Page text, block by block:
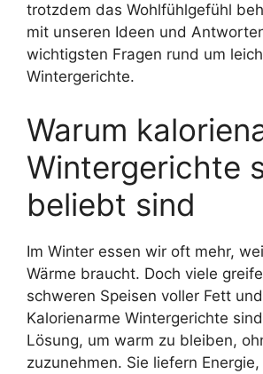
trotzdem das Wohlfühlgefühl
mit unseren Ideen und
wichtigsten Fragen rund um
Wintergerichte.
Warum
Wintergerichte
beliebt sind
Im Winter essen wir oft mehr,
Wärme braucht. Doch viele
schweren Speisen voller Fett
Kalorienarme Wintergerichte
Lösung, um warm zu bleiben,
zuzunehmen. Sie liefern